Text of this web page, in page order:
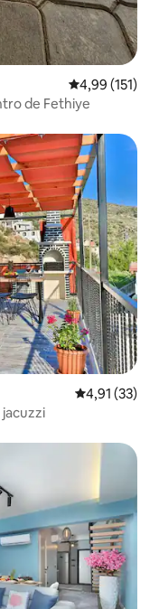
4,99 de uma
4,99 (151)
de Fethiye
4,91 de uma
4,91 (33)